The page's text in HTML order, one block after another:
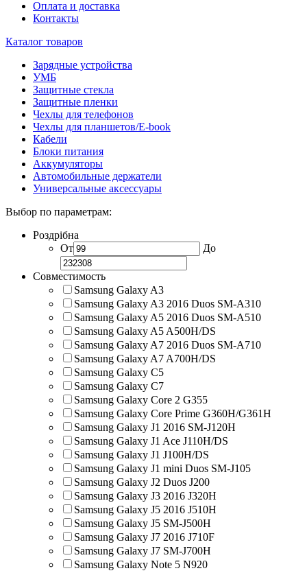
Оплата и доставка
Контакты
Каталог товаров
Зарядные устройства
УМБ
Защитные стекла
Защитные пленки
Чехлы для телефонов
Чехлы для планшетов/E-book
Кабели
Блоки питания
Аккумуляторы
Автомобильные держатели
Универсальные аксессуары
Выбор по параметрам:
Роздрібна
От
До
Совместимость
Samsung Galaxy A3
Samsung Galaxy A3 2016 Duos SM-A310
Samsung Galaxy A5 2016 Duos SM-A510
Samsung Galaxy A5 A500H/DS
Samsung Galaxy A7 2016 Duos SM-A710
Samsung Galaxy A7 A700H/DS
Samsung Galaxy C5
Samsung Galaxy C7
Samsung Galaxy Core 2 G355
Samsung Galaxy Core Prime G360H/G361H
Samsung Galaxy J1 2016 SM-J120H
Samsung Galaxy J1 Ace J110H/DS
Samsung Galaxy J1 J100H/DS
Samsung Galaxy J1 mini Duos SM-J105
Samsung Galaxy J2 Duos J200
Samsung Galaxy J3 2016 J320H
Samsung Galaxy J5 2016 J510H
Samsung Galaxy J5 SM-J500H
Samsung Galaxy J7 2016 J710F
Samsung Galaxy J7 SM-J700H
Samsung Galaxy Note 5 N920